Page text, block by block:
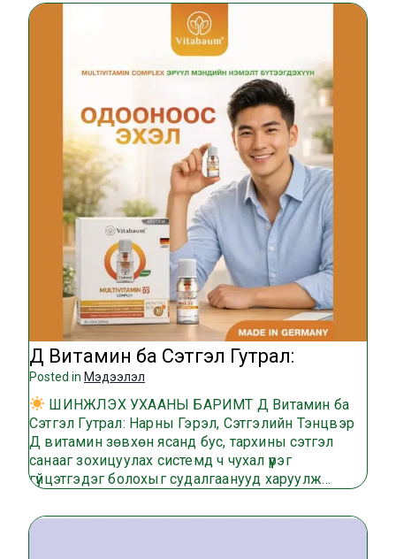
Д Витамин ба Сэтгэл Гутрал:
Posted in Мэдээлэл
ШИНЖЛЭХ УХААНЫ БАРИМТ Д Витамин ба
Сэтгэл Гутрал: Нарны Гэрэл, Сэтгэлийн Тэнцвэр
Д витамин зөвхөн ясанд бус, тархины сэтгэл
санааг зохицуулах системд ч чухал үүрэг
гүйцэтгэдэг болохыг судалгаанууд харуулж…